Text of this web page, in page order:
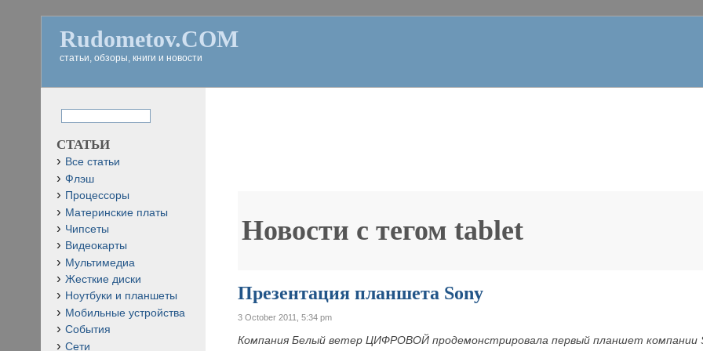
Rudometov.COM
статьи, обзоры, книги и новости
Новости с тегомtablet
Презентация планшета Sony
3 October 2011, 5:34 pm
Компания Белый ветер ЦИФРОВОЙ продемонстрировала первый планшет компании
СТАТЬИ
Все статьи
Флэш
Процессоры
Материнские платы
Чипсеты
Видеокарты
Мультимедиа
Жесткие диски
Ноутбуки и планшеты
Мобильные устройства
События
Сети